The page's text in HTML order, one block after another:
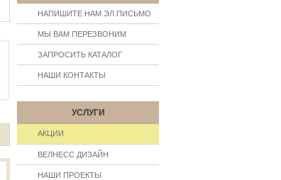
НАПИШИТЕ НАМ ЭЛ.ПИСЬМО
МЫ ВАМ ПЕРЕЗВОНИМ
ЗАПРОСИТЬ КАТАЛОГ
НАШИ КОНТАКТЫ
УСЛУГИ
АКЦИИ
ВЕЛНЕСС ДИЗАЙН
НАШИ ПРОЕКТЫ